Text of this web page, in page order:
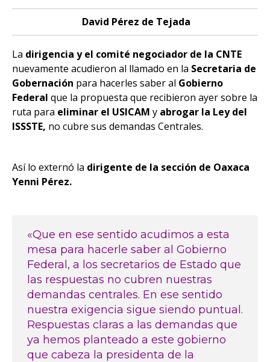
David Pérez de Tejada
La dirigencia y el comité negociador de la CNTE
nuevamente acudieron al llamado en la Secretaria de
Gobernación para hacerles saber al Gobierno
Federal que la propuesta que recibieron ayer sobre la
ruta para eliminar el USICAM y abrogar la Ley del
ISSSTE, no cubre sus demandas Centrales.
Así lo externó la dirigente de la sección de Oaxaca
Yenni Pérez.
«Que en ese sentido acudimos a esta
mesa para hacerle saber al Gobierno
Federal, a los secretarios de Estado que
las respuestas no cubren nuestras
demandas centrales. En ese sentido
nuestra exigencia sigue siendo puntual.
Respuestas claras a las demandas que
ya hemos planteado a este gobierno
que cabeza la presidenta de la